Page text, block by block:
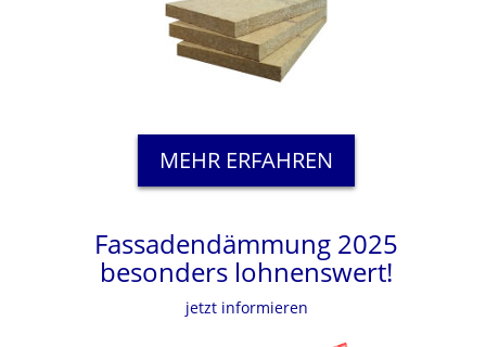
MEHR ERFAHREN
Fassadendämmung 2025
besonders lohnenswert!
jetzt informieren